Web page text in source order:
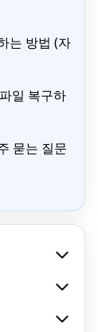
는 방법 (자
일 복구하
묻는 질문